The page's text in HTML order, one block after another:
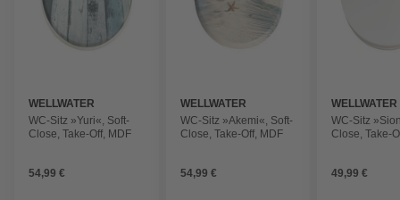
WELLWATER
WC-Sitz »Yuri«, Soft-
Close, Take-Off, MDF
54,99 €
WELLWATER
WC-Sitz »Akemi«, Soft-
Close, Take-Off, MDF
54,99 €
WELLWATER
WC-Sitz
Close, Take-
49,99 €